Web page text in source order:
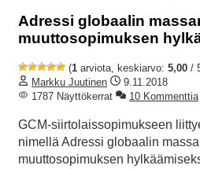
Adressi globaalin
muuttosopimuksen
(1 arviota, keskiarvo: 5,00 /
Markku Juutinen
9.11.2018
1787 Näyttökerrat
10 Kommenttia
GCM-siirtolaissopimukseen
nimellä Adressi globaalin
muuttosopimuksen